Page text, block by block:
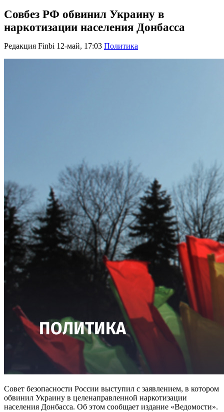
Совбез РФ обвинил Украину в
наркотизации населения Донбасса
Редакция Finbi 12-май, 17:03 Политика
Совет безопасности России выступил с заявлением, в котором
обвинил Украину в целенаправленной наркотизации
населения Донбасса. Об этом сообщает издание «Ведомости».